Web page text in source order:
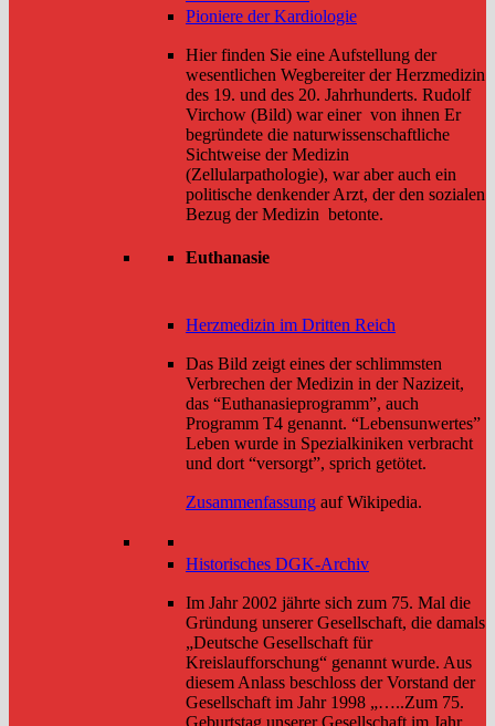
Pioniere der Kardiologie
Hier finden Sie eine Aufstellung der
wesentlichen Wegbereiter der Herzmedizin
des 19. und des 20. Jahrhunderts. Rudolf
Virchow (Bild) war einer von ihnen Er
begründete die naturwissenschaftliche
Sichtweise der Medizin
(Zellularpathologie), war aber auch ein
politische denkender Arzt, der den sozialen
Bezug der Medizin betonte.
Euthanasie
Herzmedizin im Dritten Reich
Das Bild zeigt eines der schlimmsten
Verbrechen der Medizin in der Nazizeit,
das “Euthanasieprogramm”, auch
Programm T4 genannt. “Lebensunwertes”
Leben wurde in Spezialkiniken verbracht
und dort “versorgt”, sprich getötet.
Zusammenfassung auf Wikipedia.
Historisches DGK-Archiv
Im Jahr 2002 jährte sich zum 75. Mal die
Gründung unserer Gesellschaft, die damals
„Deutsche Gesellschaft für
Kreislaufforschung“ genannt wurde. Aus
diesem Anlass beschloss der Vorstand der
Gesellschaft im Jahr 1998 „…..Zum 75.
Geburtstag unserer Gesellschaft im Jahr